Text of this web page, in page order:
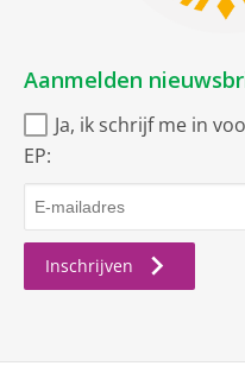
Gezamenlijke inhoud
Go Green criteria
Land van herkomst
Kenmerken koelzone
Inhoud koelgedeelte
Aanmelden
Ja, ik schrijf me in
EP:
Inschrijven